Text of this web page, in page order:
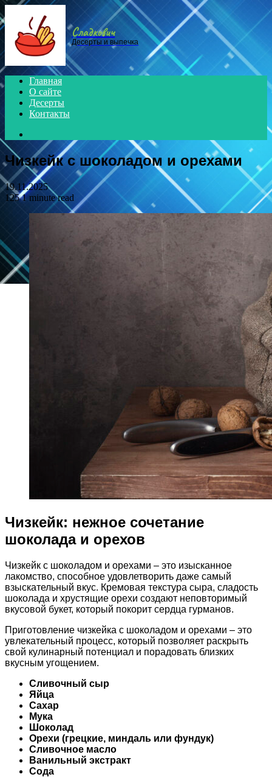
Сладкович
Десерты и выпечка
Главная
О сайте
Десерты
Контакты
Чизкейк с шоколадом и орехами
19.11.2025
1251 minute read
Чизкейк: нежное сочетание
шоколада и орехов
Чизкейк с шоколадом и орехами – это изысканное
лакомство, способное удовлетворить даже самый
взыскательный вкус. Кремовая текстура сыра, сладость
шоколада и хрустящие орехи создают неповторимый
вкусовой букет, который покорит сердца гурманов.
Приготовление чизкейка с шоколадом и орехами – это
увлекательный процесс, который позволяет раскрыть
свой кулинарный потенциал и порадовать близких
вкусным угощением.
Сливочный сыр
Яйца
Сахар
Мука
Шоколад
Орехи (грецкие, миндаль или фундук)
Сливочное масло
Ванильный экстракт
Сода